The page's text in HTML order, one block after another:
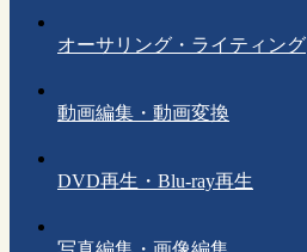
オーサリング・ライティング
動画編集・動画変換
DVD再生・Blu-ray再生